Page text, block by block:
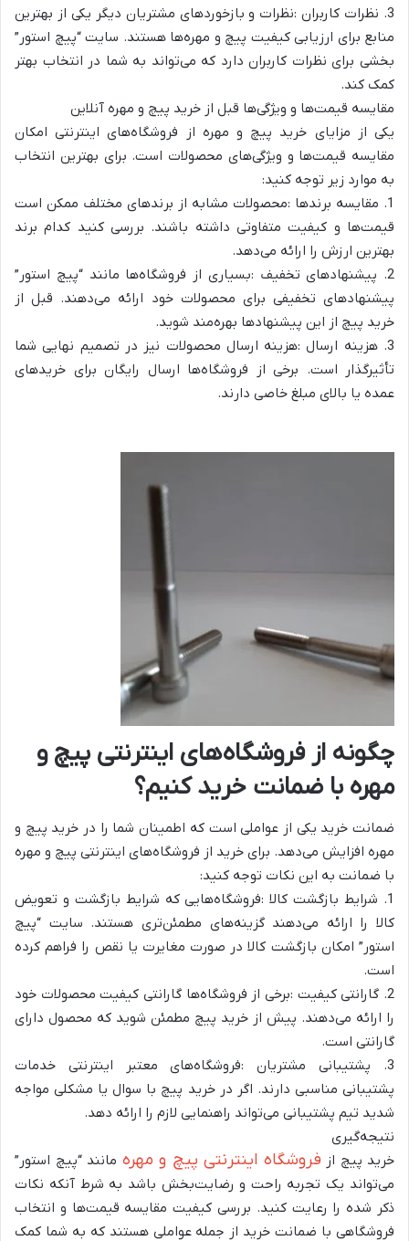
3. نظرات کاربران :نظرات و بازخوردهای مشتریان دیگر یکی از بهترین
منابع برای ارزیابی کیفیت پیچ و مهره‌ها هستند. سایت “پیچ استور”
بخشی برای نظرات کاربران دارد که می‌تواند به شما در انتخاب بهتر
کمک کند.
مقایسه قیمت‌ها و ویژگی‌ها قبل از خرید پیچ و مهره آنلاین
یکی از مزایای خرید پیچ و مهره از فروشگاه‌های اینترنتی امکان
مقایسه قیمت‌ها و ویژگی‌های محصولات است. برای بهترین انتخاب
به موارد زیر توجه کنید:
1. مقایسه برندها :محصولات مشابه از برندهای مختلف ممکن است
قیمت‌ها و کیفیت متفاوتی داشته باشند. بررسی کنید کدام برند
بهترین ارزش را ارائه می‌دهد.
2. پیشنهادهای تخفیف :بسیاری از فروشگاه‌ها مانند “پیچ استور”
پیشنهادهای تخفیفی برای محصولات خود ارائه می‌دهند. قبل از
خرید پیچ از این پیشنهادها بهره‌مند شوید.
3. هزینه ارسال :هزینه ارسال محصولات نیز در تصمیم نهایی شما
تأثیرگذار است. برخی از فروشگاه‌ها ارسال رایگان برای خریدهای
عمده یا بالای مبلغ خاصی دارند.
چگونه از فروشگاه‌های اینترنتی پیچ و
مهره با ضمانت خرید کنیم؟
ضمانت خرید یکی از عواملی است که اطمینان شما را در خرید پیچ و
مهره افزایش می‌دهد. برای خرید از فروشگاه‌های اینترنتی پیچ و مهره
با ضمانت به این نکات توجه کنید:
1. شرایط بازگشت کالا :فروشگاه‌هایی که شرایط بازگشت و تعویض
کالا را ارائه می‌دهند گزینه‌های مطمئن‌تری هستند. سایت “پیچ
استور” امکان بازگشت کالا در صورت مغایرت یا نقص را فراهم کرده
است.
2. گارانتی کیفیت :برخی از فروشگاه‌ها گارانتی کیفیت محصولات خود
را ارائه می‌دهند. پیش از خرید پیچ مطمئن شوید که محصول دارای
گارانتی است.
3. پشتیبانی مشتریان :فروشگاه‌های معتبر اینترنتی خدمات
پشتیبانی مناسبی دارند. اگر در خرید پیچ با سوال یا مشکلی مواجه
شدید تیم پشتیبانی می‌تواند راهنمایی لازم را ارائه دهد.
نتیجه‌گیری
خرید پیچ از فروشگاه اینترنتی پیچ و مهره مانند “پیچ استور”
می‌تواند یک تجربه راحت و رضایت‌بخش باشد به شرط آنکه نکات
ذکر شده را رعایت کنید. بررسی کیفیت مقایسه قیمت‌ها و انتخاب
فروشگاهی با ضمانت خرید از جمله عواملی هستند که به شما کمک